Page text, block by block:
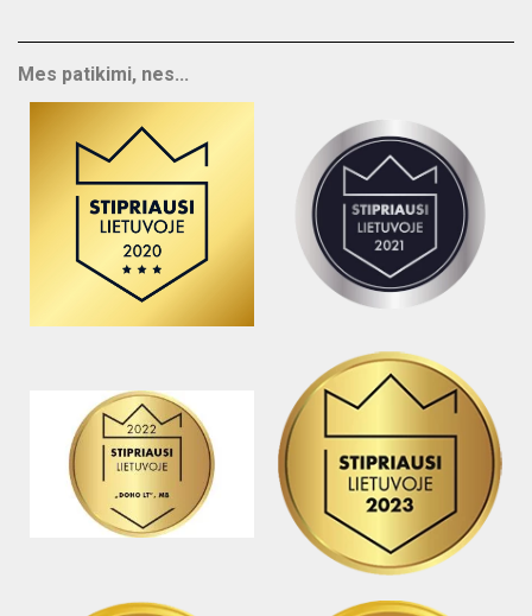
Mes patikimi, nes...